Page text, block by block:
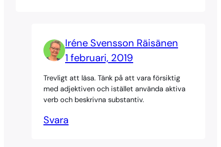
Iréne Svensson Räisänen
1 februari, 2019
Trevligt att läsa. Tänk på att vara försiktig
med adjektiven och istället använda aktiva
verb och beskrivna substantiv.
Svara